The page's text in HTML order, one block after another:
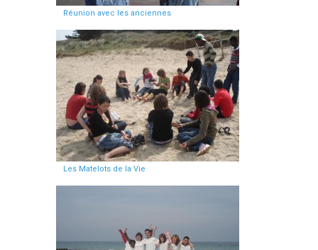
Réunion avec les anciennes
Les Matelots de la Vie